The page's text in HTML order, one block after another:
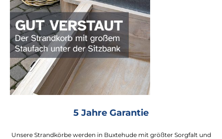
5 Jahre Garantie
Unsere Strandkörbe werden in Buxtehude mit größter Sorgfalt und